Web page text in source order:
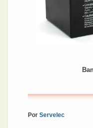
Por Servelec